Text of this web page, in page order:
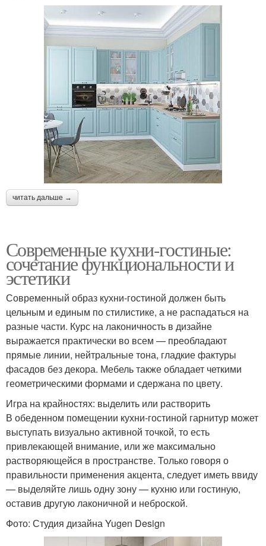
читать дальше →
Современные кухни-гостиные:
сочетание функциональности и
эстетики
Современный образ кухни-гостиной должен быть
цельным и единым по стилистике, а не распадаться на
разные части. Курс на лаконичность в дизайне
выражается практически во всем — преобладают
прямые линии, нейтральные тона, гладкие фактуры
фасадов без декора. Мебель также обладает четкими
геометрическими формами и сдержана по цвету.
Игра на крайностях: выделить или растворить
В обеденном помещении кухни-гостиной гарнитур может
выступать визуально активной точкой, то есть
привлекающей внимание, или же максимально
растворяющейся в пространстве. Только говоря о
правильности применения акцента, следует иметь ввиду
— выделяйте лишь одну зону — кухню или гостиную,
оставив другую лаконичной и неброской.
Фото: Студия дизайна Yugen Design